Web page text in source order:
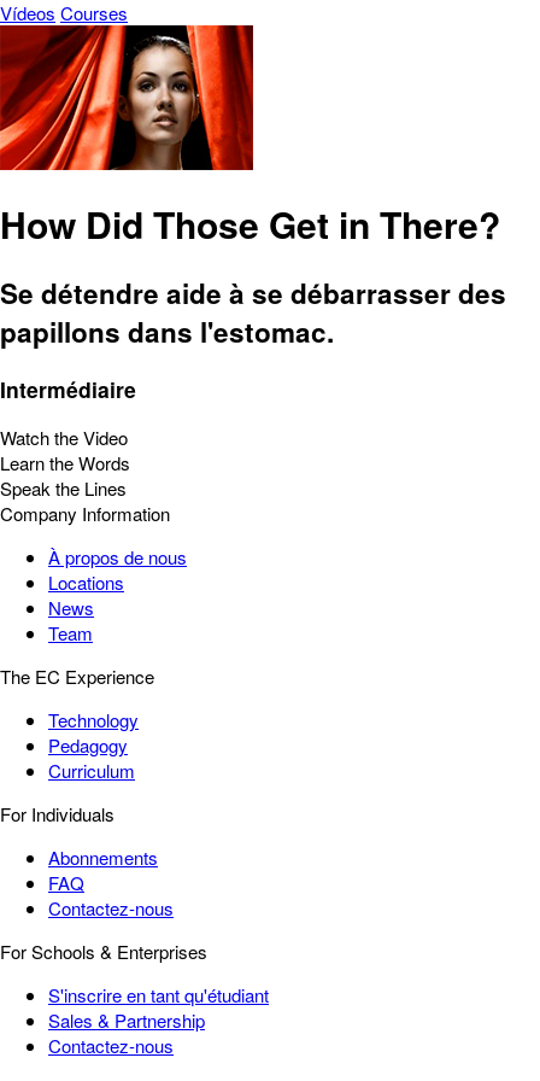
Vídeos Courses
How Did Those Get in There?
Se détendre aide à se débarrasser des
papillons dans l'estomac.
Intermédiaire
Watch the Video
Learn the Words
Speak the Lines
Company Information
À propos de nous
Locations
News
Team
The EC Experience
Technology
Pedagogy
Curriculum
For Individuals
Abonnements
FAQ
Contactez-nous
For Schools & Enterprises
S'inscrire en tant qu'étudiant
Sales & Partnership
Contactez-nous